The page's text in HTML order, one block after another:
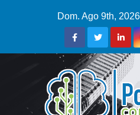
Dom. Ago 9th, 2026